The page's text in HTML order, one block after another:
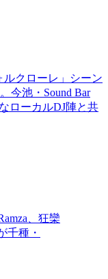
クローレ」シーン
今池・Sound Bar
ローカルDJ陣と共
、狂欒
千種・